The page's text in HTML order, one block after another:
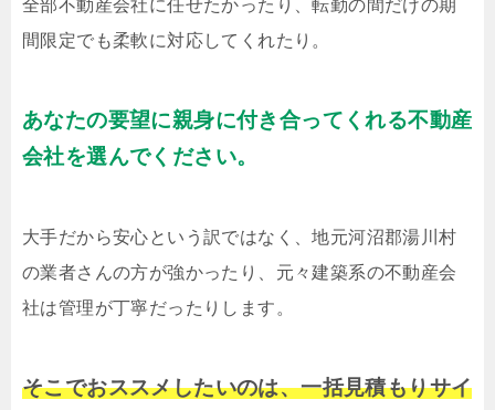
全部不動産会社に任せたかったり、転勤の間だけの期
間限定でも柔軟に対応してくれたり。
あなたの要望に親身に付き合ってくれる不動産
会社を選んでください。
大手だから安心という訳ではなく、地元河沼郡湯川村
の業者さんの方が強かったり、元々建築系の不動産会
社は管理が丁寧だったりします。
そこでおススメしたいのは、一括見積もりサイ